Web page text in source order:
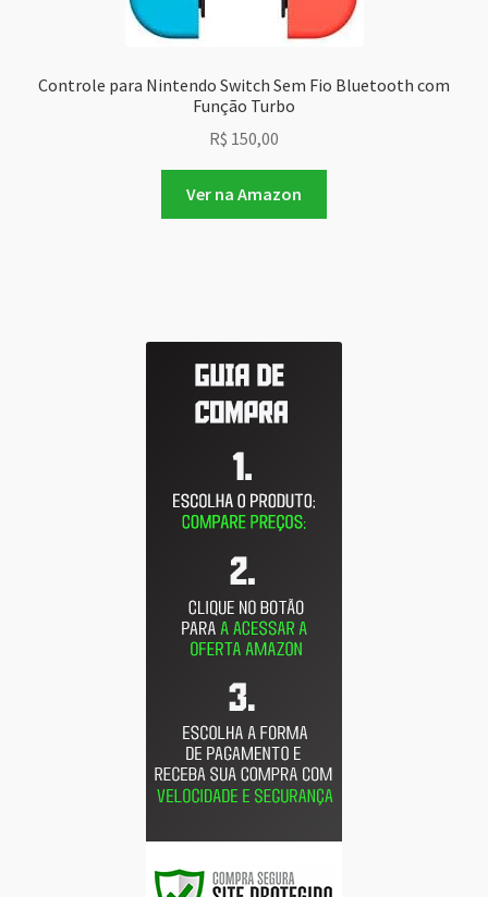
Controle para Nintendo Switch Sem Fio Bluetooth com
Função Turbo
R$ 150,00
Ver na Amazon